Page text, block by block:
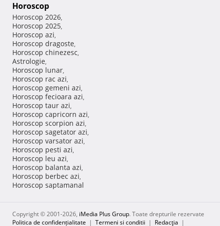
Horoscop
Horoscop 2026,
Horoscop 2025,
Horoscop azi,
Horoscop dragoste,
Horoscop chinezesc,
Astrologie,
Horoscop lunar,
Horoscop rac azi,
Horoscop gemeni azi,
Horoscop fecioara azi,
Horoscop taur azi,
Horoscop capricorn azi,
Horoscop scorpion azi,
Horoscop sagetator azi,
Horoscop varsator azi,
Horoscop pesti azi,
Horoscop leu azi,
Horoscop balanta azi,
Horoscop berbec azi,
Horoscop saptamanal
Copyright © 2001-2026, iMedia Plus Group. Toate drepturile rezervate
Politica de confidențialitate | Termeni si conditii | Redacţia |